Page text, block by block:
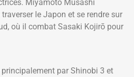
Miyamoto Musashi
le Japon et se rendre sur
où il combat Sasaki Kojirō pour
par Shinobi 3 et